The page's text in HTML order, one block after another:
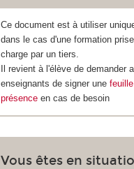
Ce document est à utiliser
dans le cas d'une formation
charge par un tiers.
Il revient à l'élève de demander
enseignants de signer une
présence en cas de besoin
Vous êtes en